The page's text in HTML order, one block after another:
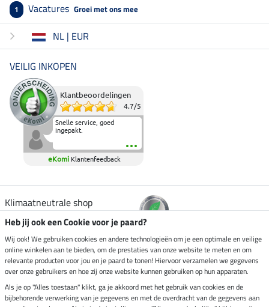
1 Vacatures Groei met ons mee
NL | EUR
VEILIG INKOPEN
Klantbeoordelingen
4.7/5
Snelle service, goed
ingepakt.
eKomi Klantenfeedback
Klimaatneutrale shop
Verzending per
Veilig betalen met
Heb jij ook een Cookie voor je paard?
Wij ook! We gebruiken cookies en andere technologieën om je een optimale en veilige
online winkelen aan te bieden, om de prestaties van onze website te meten en om
relevante producten voor jou en je paard te tonen! Hiervoor verzamelen we gegevens
over onze gebruikers en hoe zij onze website kunnen gebruiken op hun apparaten.
Als je op "Alles toestaan" klikt, ga je akkoord met het gebruik van cookies en de
bijbehorende verwerking van je gegevens en met de overdracht van de gegevens aan